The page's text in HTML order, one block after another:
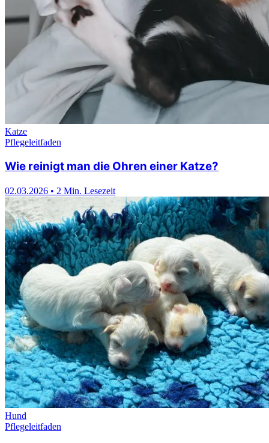
Katze
Pflegeleitfaden
Wie reinigt man die Ohren einer Katze?
02.03.2026 • 2 Min. Lesezeit
Hund
Pflegeleitfaden